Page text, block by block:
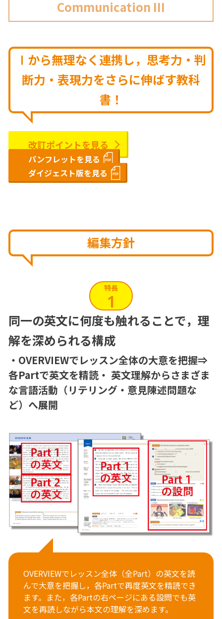
Communication III
Ⅰから無理なく連携し，思考力・判
断力・表現力をさらに伸ばす教科
書！
改訂ポイントを見る
パンフレットを見る
ダイジェスト版を見る
編集方針
特長
1
同一の英文に何度も触れることで， 理
解を深められる構成
・OVERVIEWでレッスン全体の大意を把握⇒
各Partで英文を精読 ・ 英文理解からさまざま
な言語活動（リテリング・意見陳述問題な
ど）へ展開
OVERVIEWでレッスン全体（全Part）の英文を読
んで大意を把握し，各Partで再度英文を精読でき
ます。また，各Partの右ページにある設問でも英
文を再読しながら本文の理解を深めます。